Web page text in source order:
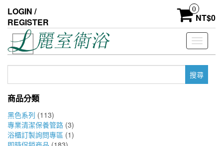
the
content
LOGIN /
REGISTER
0
NT$0
Toggle
鍵
商品分類
黑色系列 (113)
專業清潔保養管路 (3)
浴櫃訂製詢問專區 (1)